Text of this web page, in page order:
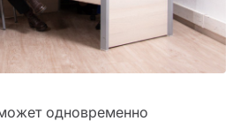
одновременно